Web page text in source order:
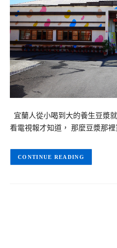
宜蘭人從小喝到大的養生豆漿
看電視報才知道， 那麼豆漿那
CONTINUE READING